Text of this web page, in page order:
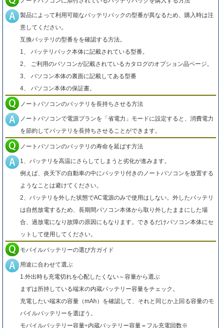
製品によって利用可能なバッテリパックの型番が異なるため、購入時は注
意してください。
互換バッテリの型番をを確認する方法。
1、 バッテリパック本体に記載されている型番。
2、 ご利用のパソコンが記載されているカタログのオプション品ページ。
3、 パソコン本体の裏面に記載してある型番
4、 パソコン本体の保証書。
ノートパソコンのバッテリを長持ちさせる方法
ノートパソコンで電源プランを「省電力」モードに設定すると、消費電力
を節約してバッテリを長持ちさせることができます。
ノートパソコンのバッテリの寿命を延ばす方法
1、バッテリを高温にさらしてしまうと劣化が進みます。
例えば、炎天下の自動車の中にバッテリ付きのノートパソコンを放置する
ようなことは避けてください。
2、バッテリを外した状態でAC電源のみで使用はしない。外したバッテリ
は自然放電するため、長期間パソコン本体から取り外したままにした場
合、過放電になり故障の原因にもなります。できるだけパソコン本体にセ
ットして使用してください。
モバイルバッテリーの選び方ガイド
用途に合わせて選ぶ
1.外出時も充電切れを心配したくない～容量から選ぶ
まずは所持している端末の内蔵バッテリー容量をチェック。
充電したい端末の容量（mAh）を確認して、それと同じか上回る容量のモ
バイルバッテリーを選ぼう。
モバイルバッテリー容量÷内蔵バッテリー容量＝フル充電回数※